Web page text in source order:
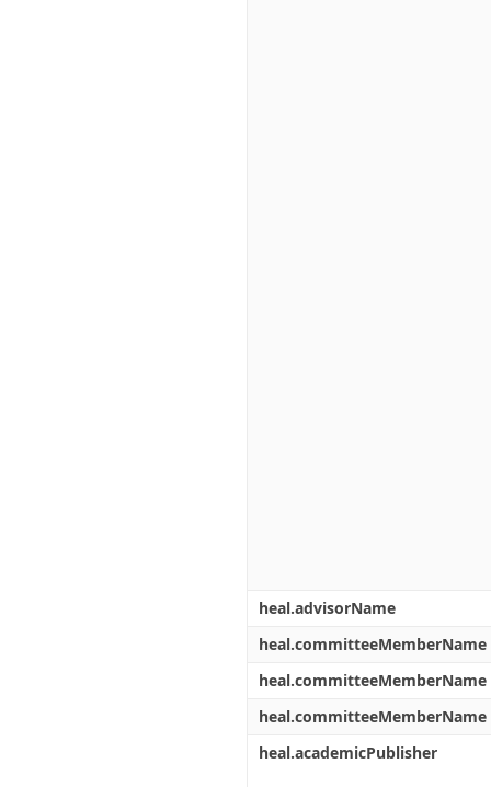
heal.advisorName
heal.committeeMemberName
heal.committeeMemberName
heal.committeeMemberName
heal.academicPublisher